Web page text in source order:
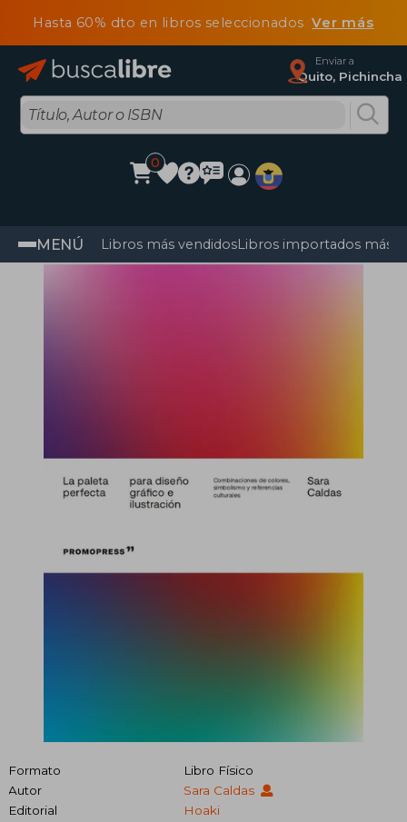
Hasta 60% dto en libros seleccionadosVer más
Enviar a
Quito, Pichincha
0
MENÚ Libros más vendidosLibros importados más
Formato
Libro Físico
Autor
Sara Caldas
Editorial
Hoaki